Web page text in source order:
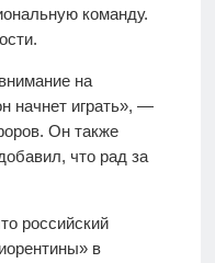
команду.
на
начнет играть», —
Он также
что рад за
российский
в